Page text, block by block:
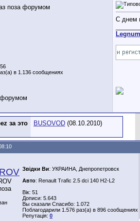
в 1.136 сообщениях
С днем
Legnum
за это
BUSOVOD (08.10.2010)
Звідки Ви: УКРАИНА, Днепропетровск
Авто: Renault Trafic 2.5 dci 140 H2-L2
Вік: 51
Дописи: 5.643
Вы сказали Спасибо: 1.072
Поблагодарили 1.576 раз(а) в 896 сообщениях
Репутація: 0